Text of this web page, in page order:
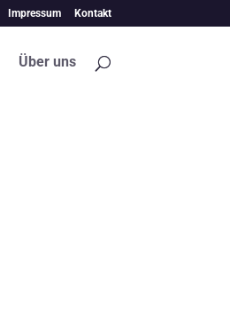
Impressum Kontakt
Über uns